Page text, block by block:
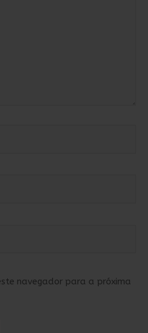
navegador para a próxima